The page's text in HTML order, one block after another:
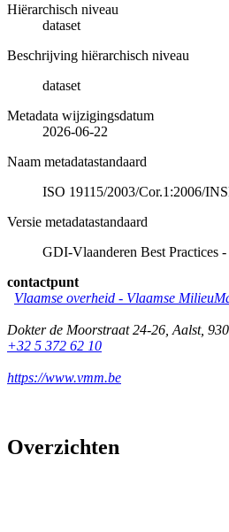
Hiërarchisch niveau
dataset
Beschrijving hiërarchisch niveau
dataset
Metadata wijzigingsdatum
2026-06-22
Naam metadatastandaard
ISO 19115/2003/Cor.1:2006/
Versie metadatastandaard
GDI-Vlaanderen Best Practices
contactpunt
Vlaamse overheid - Vlaamse
Dokter de Moorstraat 24-26 Aalst,
+32 5 372 62 10
https://www.vmm.be
Overzichten